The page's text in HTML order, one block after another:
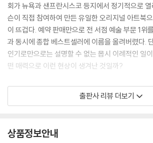
의 가장 현명한 사람보다 현실에 대해 천 배는 많이
에게 거저 주어지는 것은 아무것도 없다. 우리는 그
---「INTRODUCTION」중에서
마지막 숏들은 ‘유산으로서 스토리’라는 개념을 납
었던 것과 비슷한 노퍽 슈트를 입고 있으며 1968
의 서재에 있다. 젊은 작가의 목소리는 늙은 작가의
혹적인 낡은 폐허였지만, 다시 가보지 못했다.” 그
「CRITICAL ESSAY」중에서
회가 뉴욕과 샌프란시스코 등지에서 정기적으로
슨이 직접 참여하여 만든 유일한 오리지널 아트북
이 뜨겁다. 예약 판매만으로 전 서점 예술 부문 1위
과 동시에 종합 베스트셀러에 이름을 올려버렸다.
인기로만으로는 설명할 수 없는 몹시 이례적인 일
떤 매력으로 이런 현상이 생겨난 것일까?
웨스 앤더슨, 조금 별난 천재의 탄생
생활』(2004))나 야영장(『문라이즈 킹덤』(2012))
출판사 리뷰 더보기
상품정보안내